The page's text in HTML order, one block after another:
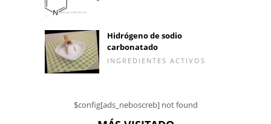
Hidrógeno de sodio
carbonatado
INGREDIENTES ACTIVOS
$config[ads_neboscreb] not found